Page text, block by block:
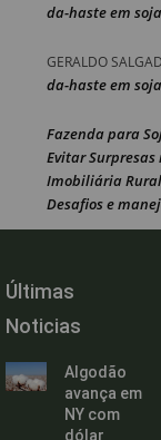
da-haste em soja
GERALDO
da-haste em soja
Fazenda para
Evitar Surpresas
Imobiliária
Desafios e
Últimas
Noticias
Algodão
avança em
NY com
dólar